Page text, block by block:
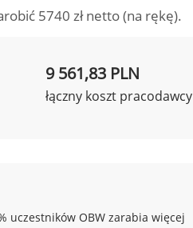
5740 zł netto (na rękę).
9 561,83 PLN
łączny koszt pracodawcy
uczestników OBW zarabia więcej